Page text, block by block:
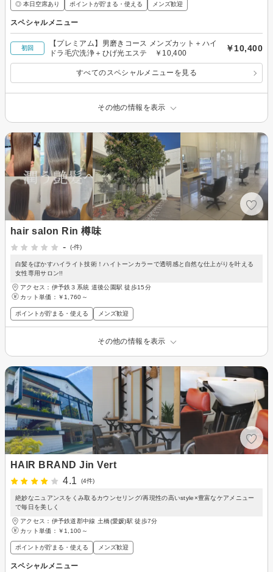
◎ 本日空席あり ポイントが貯まる・使える メンズ歓迎
スペシャルメニュー
初回
【プレミアム】男磨きコース メンズカット＋ハイ
ドラ毛穴洗浄＋ひげ光エステ ￥10,400
￥10,400
すべてのスペシャルメニューを見る
その他の情報を表示
hair salon Rin 樽味
-
(-件)
白髪をぼかすハイライト技術！ハイトーンカラーで透明感と自然な仕上がりを叶える
女性専用サロン!!
アクセス：伊予鉄３系統 道後公園駅 徒歩15分
カット単価： ￥1,760～
ポイントが貯まる・使える メンズ歓迎
その他の情報を表示
HAIR BRAND Jin Vert
4.1
(4件)
絶妙なニュアンスをくみ取るカウンセリング/再現性の高いstyle×豊富なケアメニュー
で毎日を美しく
アクセス：伊予鉄道郡中線 土橋(愛媛)駅 徒歩7分
カット単価： ￥1,100～
ポイントが貯まる・使える メンズ歓迎
スペシャルメニュー